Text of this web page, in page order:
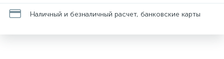
Наличный и безналичный расчет, банковские карты